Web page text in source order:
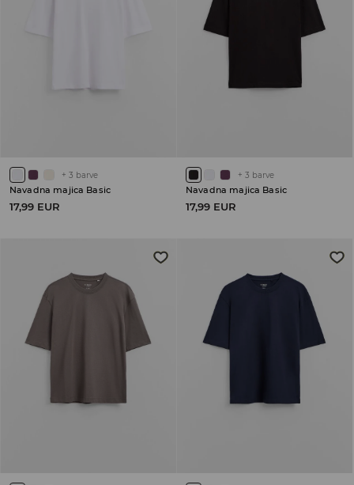
+ 3 barve
Navadna majica Basic
17,99 EUR
+ 3 barve
Navadna majica Basic
17,99 EUR